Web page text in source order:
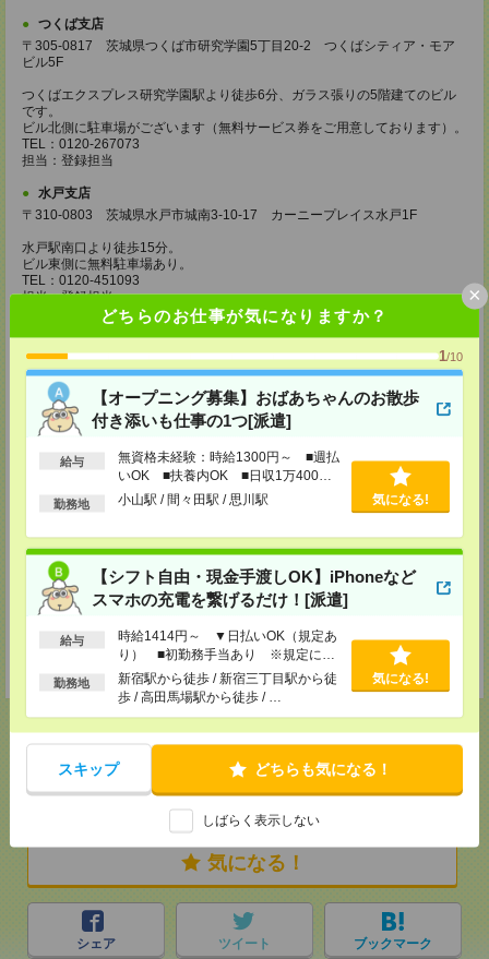
どちらのお仕事が気になりますか？
1/10
【オープニング募集】おばあちゃんのお散歩
付き添いも仕事の1つ[派遣]
給与
無資格未経験：時給1300円～ ■週払
いOK ■扶養内OK ■日収1万400円
以上
勤務地 小山駅 / 間々田駅 / 思川駅 気になる!
【シフト自由・現金手渡しOK】iPhoneなど
スマホの充電を繋げるだけ！[派遣]
給与
時給1414円～ ▼日払いOK（規定あ
り） ■初勤務手当あり ※規定によ
る
勤務地
新宿駅から徒歩 / 新宿三丁目駅から徒
歩 / 高田馬場駅から徒歩 / …
気になる!
スキップ どちらも気になる！
しばらく表示しない
×
つくば支店
〒305-0817 茨城県つくば市研究学園5丁目20-2 つくばシティア・モア
ビル5F
つくばエクスプレス研究学園駅より徒歩6分、ガラス張りの5階建てのビル
です。
ビル北側に駐車場がございます（無料サービス券をご用意しております）。
TEL：0120-267073
担当：登録担当
水戸支店
〒310-0803 茨城県水戸市城南3-10-17 カーニープレイス水戸1F
水戸駅南口より徒歩15分。
ビル東側に無料駐車場あり。
TEL：0120-451093
担当：登録担当
〒370-0851 群馬県高崎市上中居町175-1 カツミビル1F
・ＪＲ：高崎駅東口より徒歩17分。
・車：国道17号下之城交差点を環状線に曲がります。「酒のやまや」を過
ぎ、左側にラーメン店の看板があります。その隣のビルの1階です。向かい
に「シューマート」があります。
支店の目の前に無料駐車場あり。
TEL：0120-243918
久喜支店
〒346-0003 埼玉県久喜市久喜中央1-1-3 熊谷ビル4F
JR線・東武線久喜駅西口より徒歩2分。ロータリー内にある「マクドナル
ド」の入ったビルの4階。
駐車場：久喜市営駅前駐車場の無料駐車場サービスチケットを差し上げます
（久喜駅西口より徒歩3分。住所：久喜市久喜中央1-1061-50）。詳しくは
お電話でお問い合わせください。
TEL：050-1746-0006
気になる！
シェア ツイート ブックマーク